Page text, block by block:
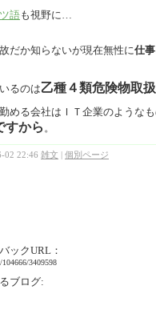
語も視野に…
だか知らないが現在無性に仕
るのは乙種４類危険物取扱
める会社はＩＴ企業のようなも
すから。
02 22:46 雑文 | 個別ページ
ックURL：
3409598
ブログ: